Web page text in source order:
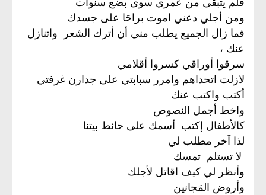
ومن أجلي دعني اموت براحَا على جسدك
فما زال الجميع يطلب مني أن أترك الشعر واتنازل
عنك ،
سرقوا أوراقي كسروا أقلامي
لازلت اتحداهم وامرر سبابتي على جدارن غرفتي
أكتب واكتب عنك
واخط أجمل النصوص
كالأطفال إكتب أسمك على حائط بيتنا
لذا آخر مطلب لي
لا تستلم تمسك
وأنظر لي كيف اقاتل لأجلك
وأروض المَجانين